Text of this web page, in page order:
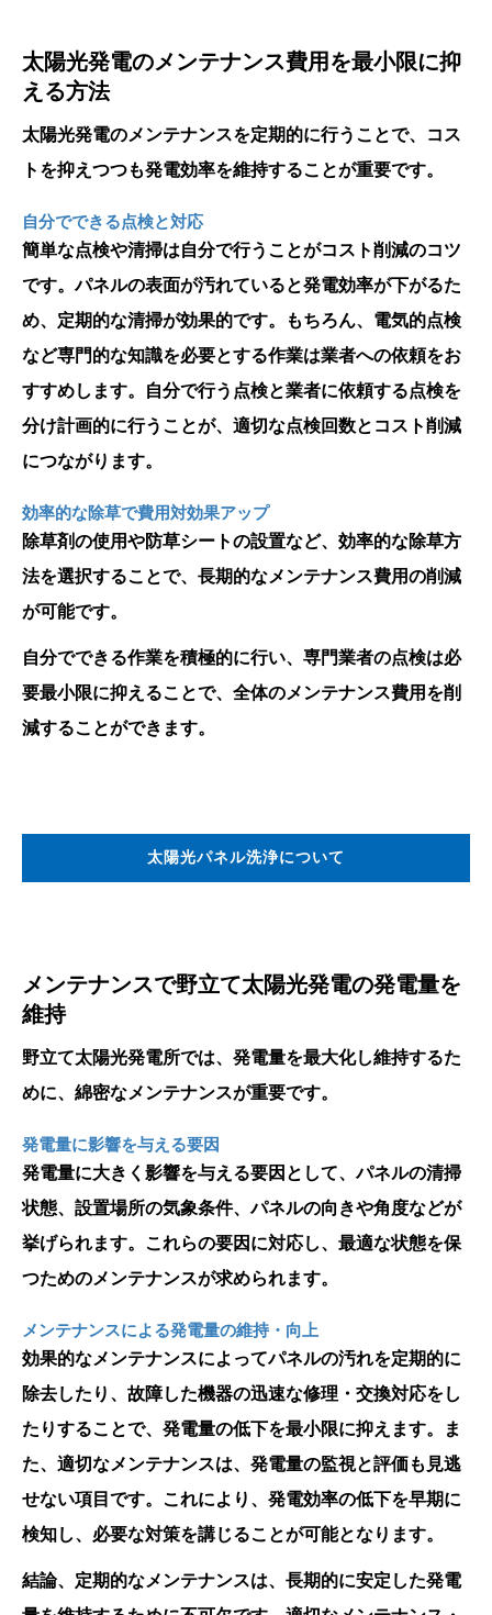
太陽光発電のメンテナンス費用を最小限に抑
える方法
太陽光発電のメンテナンスを定期的に行うことで、コス
トを抑えつつも発電効率を維持することが重要です。
自分でできる点検と対応
簡単な点検や清掃は自分で行うことがコスト削減のコツ
です。パネルの表面が汚れていると発電効率が下がるた
め、定期的な清掃が効果的です。もちろん、電気的点検
など専門的な知識を必要とする作業は業者への依頼をお
すすめします。自分で行う点検と業者に依頼する点検を
分け計画的に行うことが、適切な点検回数とコスト削減
につながります。
効率的な除草で費用対効果アップ
除草剤の使用や防草シートの設置など、効率的な除草方
法を選択することで、長期的なメンテナンス費用の削減
が可能です。
自分でできる作業を積極的に行い、専門業者の点検は必
要最小限に抑えることで、全体のメンテナンス費用を削
減することができます。
太陽光パネル洗浄について
メンテナンスで野立て太陽光発電の発電量を
維持
野立て太陽光発電所では、発電量を最大化し維持するた
めに、綿密なメンテナンスが重要です。
発電量に影響を与える要因
発電量に大きく影響を与える要因として、パネルの清掃
状態、設置場所の気象条件、パネルの向きや角度などが
挙げられます。これらの要因に対応し、最適な状態を保
つためのメンテナンスが求められます。
メンテナンスによる発電量の維持・向上
効果的なメンテナンスによってパネルの汚れを定期的に
除去したり、故障した機器の迅速な修理・交換対応をし
たりすることで、発電量の低下を最小限に抑えます。ま
た、適切なメンテナンスは、発電量の監視と評価も見逃
せない項目です。これにより、発電効率の低下を早期に
検知し、必要な対策を講じることが可能となります。
結論、定期的なメンテナンスは、長期的に安定した発電